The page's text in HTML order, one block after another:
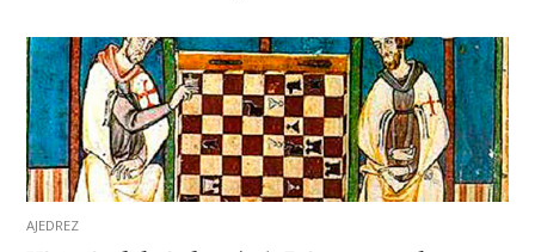
AJEDREZ